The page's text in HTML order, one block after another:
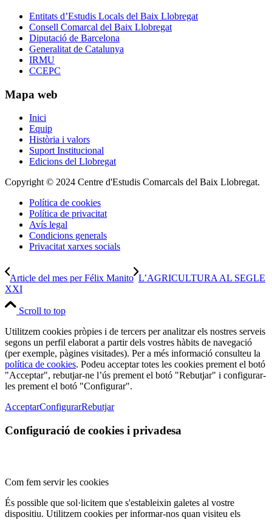
Entitats d’Estudis Locals del Baix Llobregat
Consell Comarcal del Baix Llobregat
Diputació de Barcelona
Generalitat de Catalunya
IRMU
CCEPC
Mapa web
Inici
Equip
Història i valors
Suport Institucional
Edicions del Llobregat
Copyright © 2024 Centre d'Estudis Comarcals del Baix Llobregat.
Política de cookies
Política de privacitat
Avís legal
Condicions generals
Privacitat xarxes socials
Article del mes per Félix Manito L’AGRICULTURA AL SEGLE
XXI
Scroll to top
Utilitzem cookies pròpies i de tercers per analitzar els nostres serveis
segons un perfil elaborat a partir dels vostres hàbits de navegació
(per exemple, pàgines visitades). Per a més informació consulteu la
política de cookies. Podeu acceptar totes les cookies prement el botó
"Acceptar", rebutjar-ne l’ús prement el botó "Rebutjar" i configurar-
les prement el botó "Configurar".
AcceptarConfigurarRebutjar
Configuració de cookies i privadesa
Com fem servir les cookies
És possible que sol·licitem que s'estableixin galetes al vostre
dispositiu. Utilitzem cookies per informar-nos quan visiteu els